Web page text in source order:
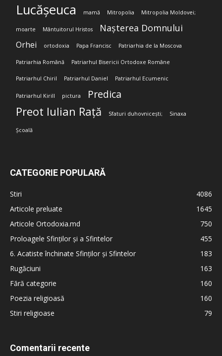
Lucășeuca mamă Mitropolia Mitropolia Moldovei;
moarte Mântuitorul Hristos Nașterea Domnului
Orhei ortodoxia Papa Francisc Patriarhia de la Moscova
Patriarhia Română Patriarhul Bisericii Ortodoxe Române
Patriarhul Chiril Patriarhul Daniel Patriarhul Ecumenic
Patriarhul Kirill pictura Predica
Preot Iulian Rață Sfaturi duhovnicești; Sinaxa
Școală
CATEGORIE POPULARĂ
Stiri
4086
Articole preluate
1645
Articole Ortodoxia.md
750
Proloagele Sfinților și a Sfintelor
455
6. Acatiste închinate Sfinților și Sfintelor
183
Rugăciuni
163
Fără categorie
160
Poezia religioasă
160
Stiri religioase
79
Comentarii recente